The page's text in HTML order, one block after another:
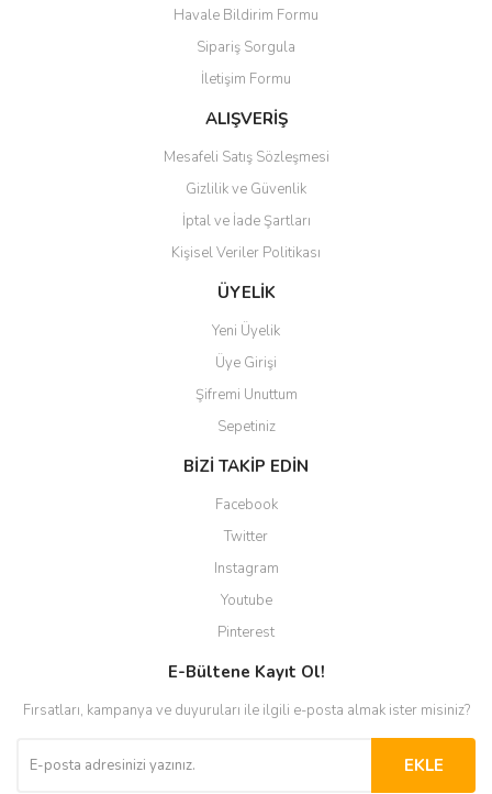
Bu ürüne benzer farklı alternatifler olmalı.
Gönder
Havale Bildirim Formu
Sipariş Sorgula
İletişim Formu
ALIŞVERİŞ
Mesafeli Satış Sözleşmesi
Gizlilik ve Güvenlik
İptal ve İade Şartları
Kişisel Veriler Politikası
ÜYELİK
Yeni Üyelik
Üye Girişi
Şifremi Unuttum
Sepetiniz
BİZİ TAKİP EDİN
Facebook
Twitter
Instagram
Youtube
Pinterest
E-Bültene Kayıt Ol!
Fırsatları, kampanya ve duyuruları ile ilgili e-posta almak ister misiniz?
EKLE